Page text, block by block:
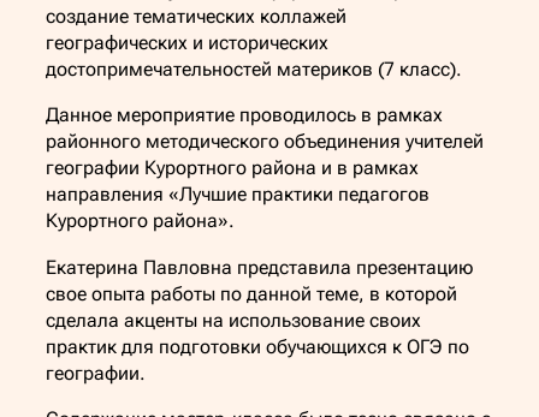
создание тематических коллажей
географических и исторических
достопримечательностей материков (7 класс).
Данное мероприятие проводилось в рамках
районного методического объединения учителей
географии Курортного района и в рамках
направления «Лучшие практики педагогов
Курортного района».
Екатерина Павловна представила презентацию
свое опыта работы по данной теме, в которой
сделала акценты на использование своих
практик для подготовки обучающихся к ОГЭ по
географии.